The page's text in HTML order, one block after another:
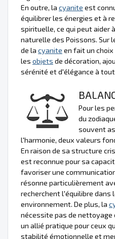
En outre, la cyanite est
équilibrer les énergies et à
spirituelle, ce qui peut aider
naturelle des Poissons. Sur
de la cyanite en fait un
les objets de décoration,
sérénité et d'élégance à
Pour les
du
souvent
l'harmonie, deux valeurs
En raison de sa structure
est reconnue pour sa
favoriser une
résonne particulièrement
recherchent l'équilibre dans
environnement. De plus, la
nécessite pas de nettoyage
un allié pratique pour ceux
stabilité émotionnelle et